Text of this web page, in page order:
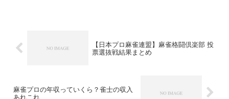
【日本プロ麻雀連盟】麻雀格闘倶楽部 投
票選抜戦結果まとめ
麻雀プロの年収っていくら？雀士の収入
あれこれ